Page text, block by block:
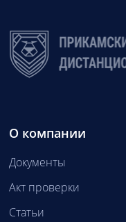
О компании
Документы
Акт проверки
Статьи